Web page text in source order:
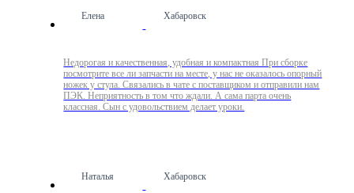
Елена Хабаровск
Недорогая и качественная, удобная и компактная При сборке
посмотрите все ли запчасти на месте, у нас не оказалось опорный
ножек у стула. Связались в чате с поставщиком и отправили нам
ПЭК. Неприятность в том что ждали. А сама парта очень
классная. Сын с удовольствием делает уроки.
Наталья Хабаровск